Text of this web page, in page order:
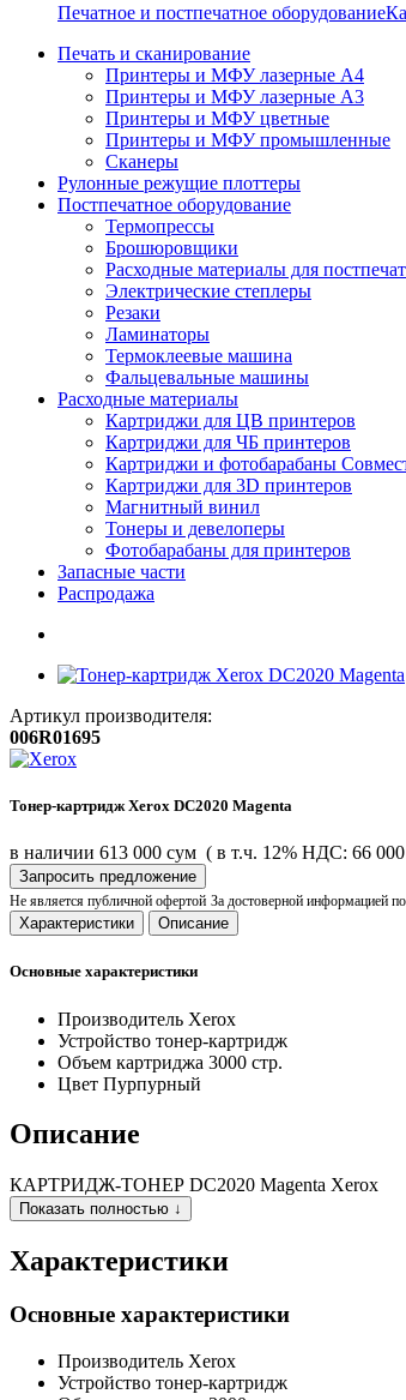
Печатное и постпечатное оборудование
Печать и сканирование
Принтеры и МФУ лазерные А4
Принтеры и МФУ лазерные А3
Принтеры и МФУ цветные
Принтеры и МФУ промышленные
Сканеры
Рулонные режущие плоттеры
Постпечатное оборудование
Термопрессы
Брошюровщики
Расходные материалы для
Электрические степлеры
Резаки
Ламинаторы
Термоклеевые машина
Фальцевальные машины
Расходные материалы
Картриджи для ЦВ принтеров
Картриджи для ЧБ принтеров
Картриджи и фотобарабаны
Картриджи для 3D принтеров
Магнитный винил
Тонеры и девелоперы
Фотобарабаны для принтеров
Запасные части
Распродажа
Артикул производителя:
006R01695
Тонер-картридж Xerox DC2020 Magenta
в наличии 613 000 сум ( в т.ч. 12% НДС: 66
Запросить предложение
Не является публичной офертой За достоверной информацией
Характеристики Описание
Основные характеристики
Производитель Xerox
Устройство тонер-картридж
Объем картриджа 3000 стр.
Цвет Пурпурный
Описание
КАРТРИДЖ-ТОНЕР DC2020 Magenta Xerox
Показать полностью ↓
Характеристики
Основные характеристики
Производитель Xerox
Устройство тонер-картридж